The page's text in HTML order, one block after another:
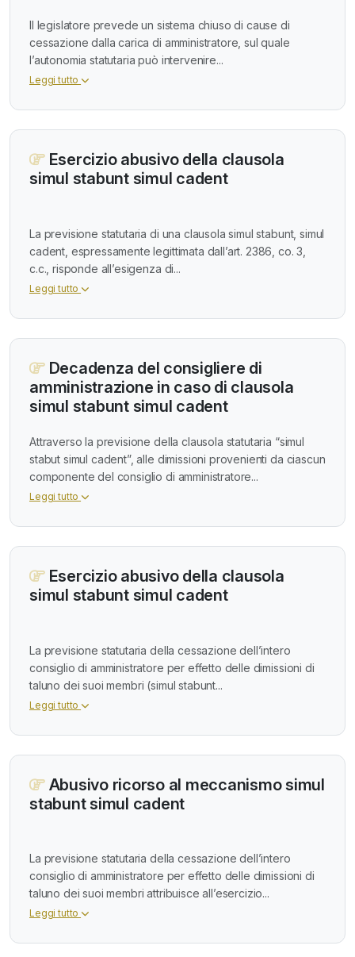
Il legislatore prevede un sistema chiuso di cause di
cessazione dalla carica di amministratore, sul quale
l’autonomia statutaria può intervenire...
Leggi tutto
Esercizio abusivo della clausola
simul stabunt simul cadent
La previsione statutaria di una clausola simul stabunt, simul
cadent, espressamente legittimata dall’art. 2386, co. 3,
c.c., risponde all’esigenza di...
Leggi tutto
Decadenza del consigliere di
amministrazione in caso di clausola
simul stabunt simul cadent
Attraverso la previsione della clausola statutaria “simul
stabut simul cadent”, alle dimissioni provenienti da ciascun
componente del consiglio di amministratore...
Leggi tutto
Esercizio abusivo della clausola
simul stabunt simul cadent
La previsione statutaria della cessazione dell’intero
consiglio di amministratore per effetto delle dimissioni di
taluno dei suoi membri (simul stabunt...
Leggi tutto
Abusivo ricorso al meccanismo simul
stabunt simul cadent
La previsione statutaria della cessazione dell’intero
consiglio di amministratore per effetto delle dimissioni di
taluno dei suoi membri attribuisce all’esercizio...
Leggi tutto